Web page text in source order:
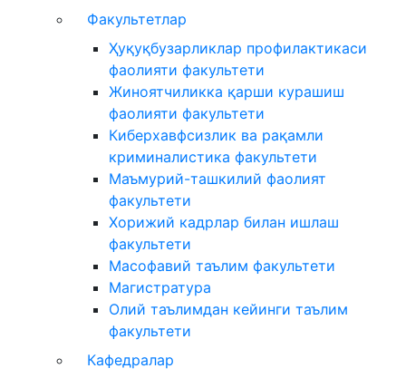
Факультетлар
Ҳуқуқбузарликлар профилактикаси
фаолияти факультети
Жиноятчиликка қарши курашиш
фаолияти факультети
Киберхавфсизлик ва рақамли
криминалистика факультети
Маъмурий-ташкилий фаолият
факультети
Хорижий кадрлар билан ишлаш
факультети
Масофавий таълим факультети
Магистратура
Олий таълимдан кейинги таълим
факультети
Кафедралар